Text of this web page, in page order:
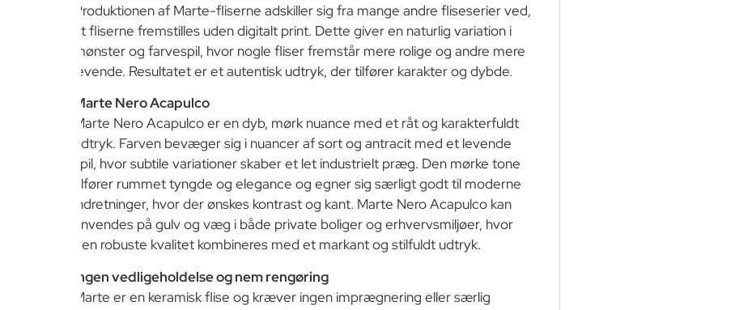
Produktionen af Marte-fliserne adskiller sig fra mange andre fliseserier ved,
at fliserne fremstilles uden digitalt print. Dette giver en naturlig variation i
mønster og farvespil, hvor nogle fliser fremstår mere rolige og andre mere
levende. Resultatet er et autentisk udtryk, der tilfører karakter og dybde.
Marte Nero Acapulco
Marte Nero Acapulco er en dyb, mørk nuance med et råt og karakterfuldt
udtryk. Farven bevæger sig i nuancer af sort og antracit med et levende
spil, hvor subtile variationer skaber et let industrielt præg. Den mørke tone
tilfører rummet tyngde og elegance og egner sig særligt godt til moderne
indretninger, hvor der ønskes kontrast og kant. Marte Nero Acapulco kan
anvendes på gulv og væg i både private boliger og erhvervsmiljøer, hvor
den robuste kvalitet kombineres med et markant og stilfuldt udtryk.
Ingen vedligeholdelse og nem rengøring
Marte er en keramisk flise og kræver ingen imprægnering eller særlig